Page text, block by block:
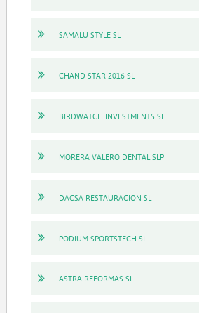
SAMALU STYLE SL
CHAND STAR 2016 SL
BIRDWATCH INVESTMENTS SL
MORERA VALERO DENTAL SLP
DACSA RESTAURACION SL
PODIUM SPORTSTECH SL
ASTRA REFORMAS SL